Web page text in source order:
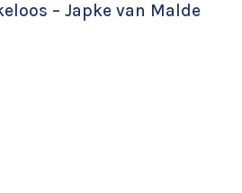
– Japke van Malde